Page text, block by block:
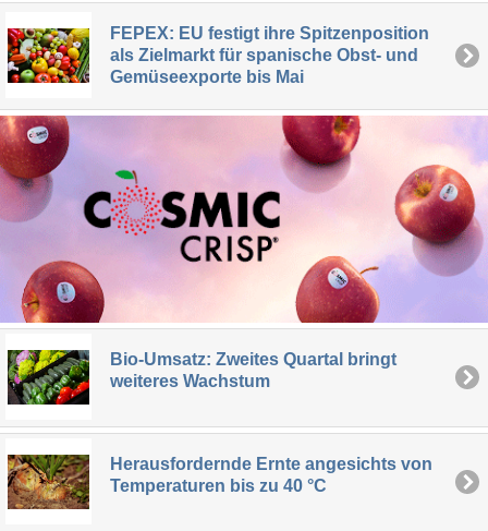
FEPEX: EU festigt ihre Spitzenposition
als Zielmarkt für spanische Obst- und
Gemüseexporte bis Mai
Bio-Umsatz: Zweites Quartal bringt
weiteres Wachstum
Herausfordernde Ernte angesichts von
Temperaturen bis zu 40 °C